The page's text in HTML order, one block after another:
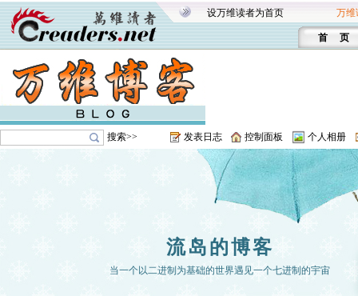
设万维读者为首页 万维
首 页
搜索>> 发表日志 控制面板 个人相册
流岛的博客
当一个以二进制为基础的世界遇见一个七进制的宇宙